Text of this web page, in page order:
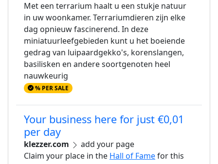
Met een terrarium haalt u een stukje natuur
in uw woonkamer. Terrariumdieren zijn elke
dag opnieuw fascinerend. In deze
miniatuurleefgebieden kunt u het boeiende
gedrag van luipaardgekko's, korenslangen,
basilisken en andere soortgenoten heel
nauwkeurig
% PER SALE
Your business here for just €0,01
per day
klezzer.com
add your page
Claim your place in the Hall of Famefor this